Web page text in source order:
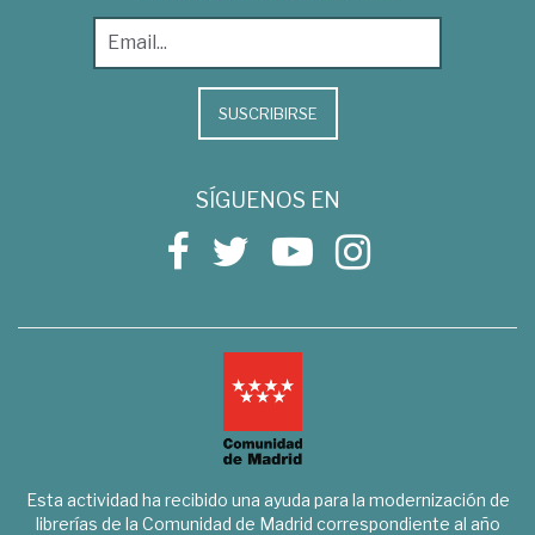
SUSCRIBIRSE
SÍGUENOS EN
Esta actividad ha recibido una ayuda para la modernización de
librerías de la Comunidad de Madrid correspondiente al año